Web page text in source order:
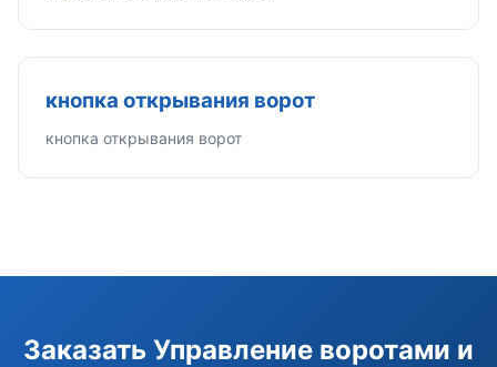
кнопка открывания ворот
кнопка открывания ворот
Заказать Управление воротами и